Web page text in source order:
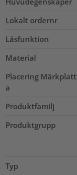
Lokalt ordernr
Låsfunktion
Material
Placering Märkplatt
a
Produktfamilj
Produktgrupp
Typ